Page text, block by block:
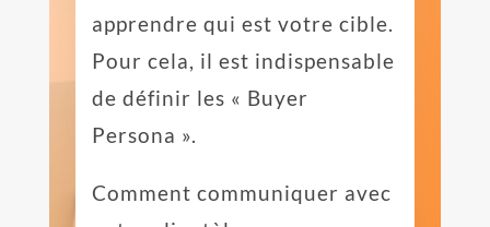
apprendre qui est votre cible.
Pour cela, il est indispensable
de définir les « Buyer
Persona ».
Comment communiquer avec